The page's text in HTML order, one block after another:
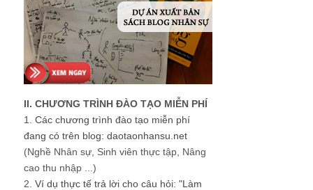
II. CHƯƠNG TRÌNH ĐÀO TẠO MIỄN PHÍ
1. Các chương trình đào tạo miễn phí
đang có trên blog: daotaonhansu.net
(Nghề Nhân sự, Sinh viên thực tập, Nâng
cao thu nhập ...)
2. Ví dụ thực tế trả lời cho câu hỏi: "Làm